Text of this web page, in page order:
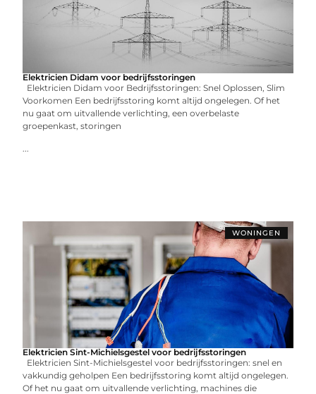
Elektricien Didam voor bedrijfsstoringen
Elektricien Didam voor Bedrijfsstoringen: Snel Oplossen, Slim
Voorkomen Een bedrijfsstoring komt altijd ongelegen. Of het
nu gaat om uitvallende verlichting, een overbelaste
groepenkast, storingen
...
WONINGEN
Elektricien Sint-Michielsgestel voor bedrijfsstoringen
Elektricien Sint-Michielsgestel voor bedrijfsstoringen: snel en
vakkundig geholpen Een bedrijfsstoring komt altijd ongelegen.
Of het nu gaat om uitvallende verlichting, machines die